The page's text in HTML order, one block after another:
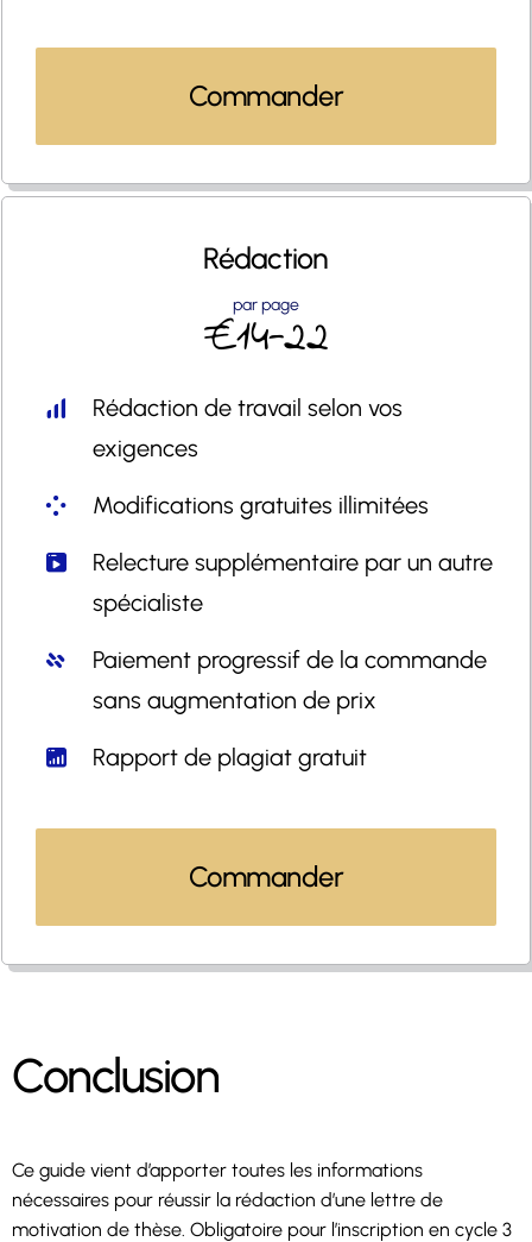
Commander
Rédaction
par page
€14-22
Rédaction de travail selon vos
exigences
Modifications gratuites illimitées
Relecture supplémentaire par un autre
spécialiste
Paiement progressif de la commande
sans augmentation de prix
Rapport de plagiat gratuit
Commander
Conclusion
Ce guide vient d’apporter toutes les informations
nécessaires pour réussir la rédaction d’une lettre de
motivation de thèse. Obligatoire pour l’inscription en cycle 3